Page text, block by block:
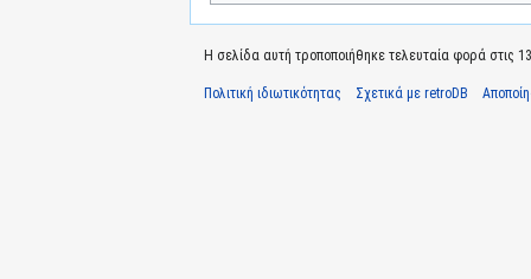
Η σελίδα αυτή τροποποιήθηκε τελευταία φορά στις
Πολιτική ιδιωτικότητας Σχετικά με retroDB